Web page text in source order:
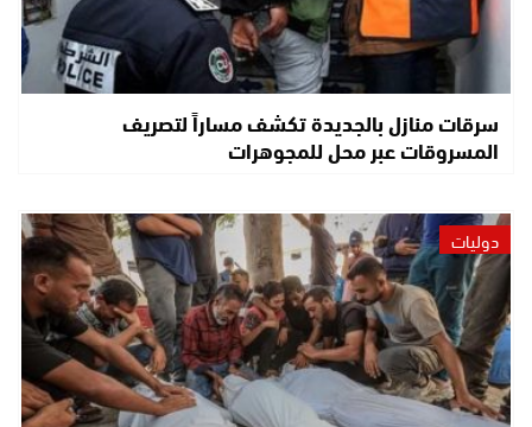
سرقات منازل بالجديدة تكشف مساراً لتصريف
المسروقات عبر محل للمجوهرات
دوليات